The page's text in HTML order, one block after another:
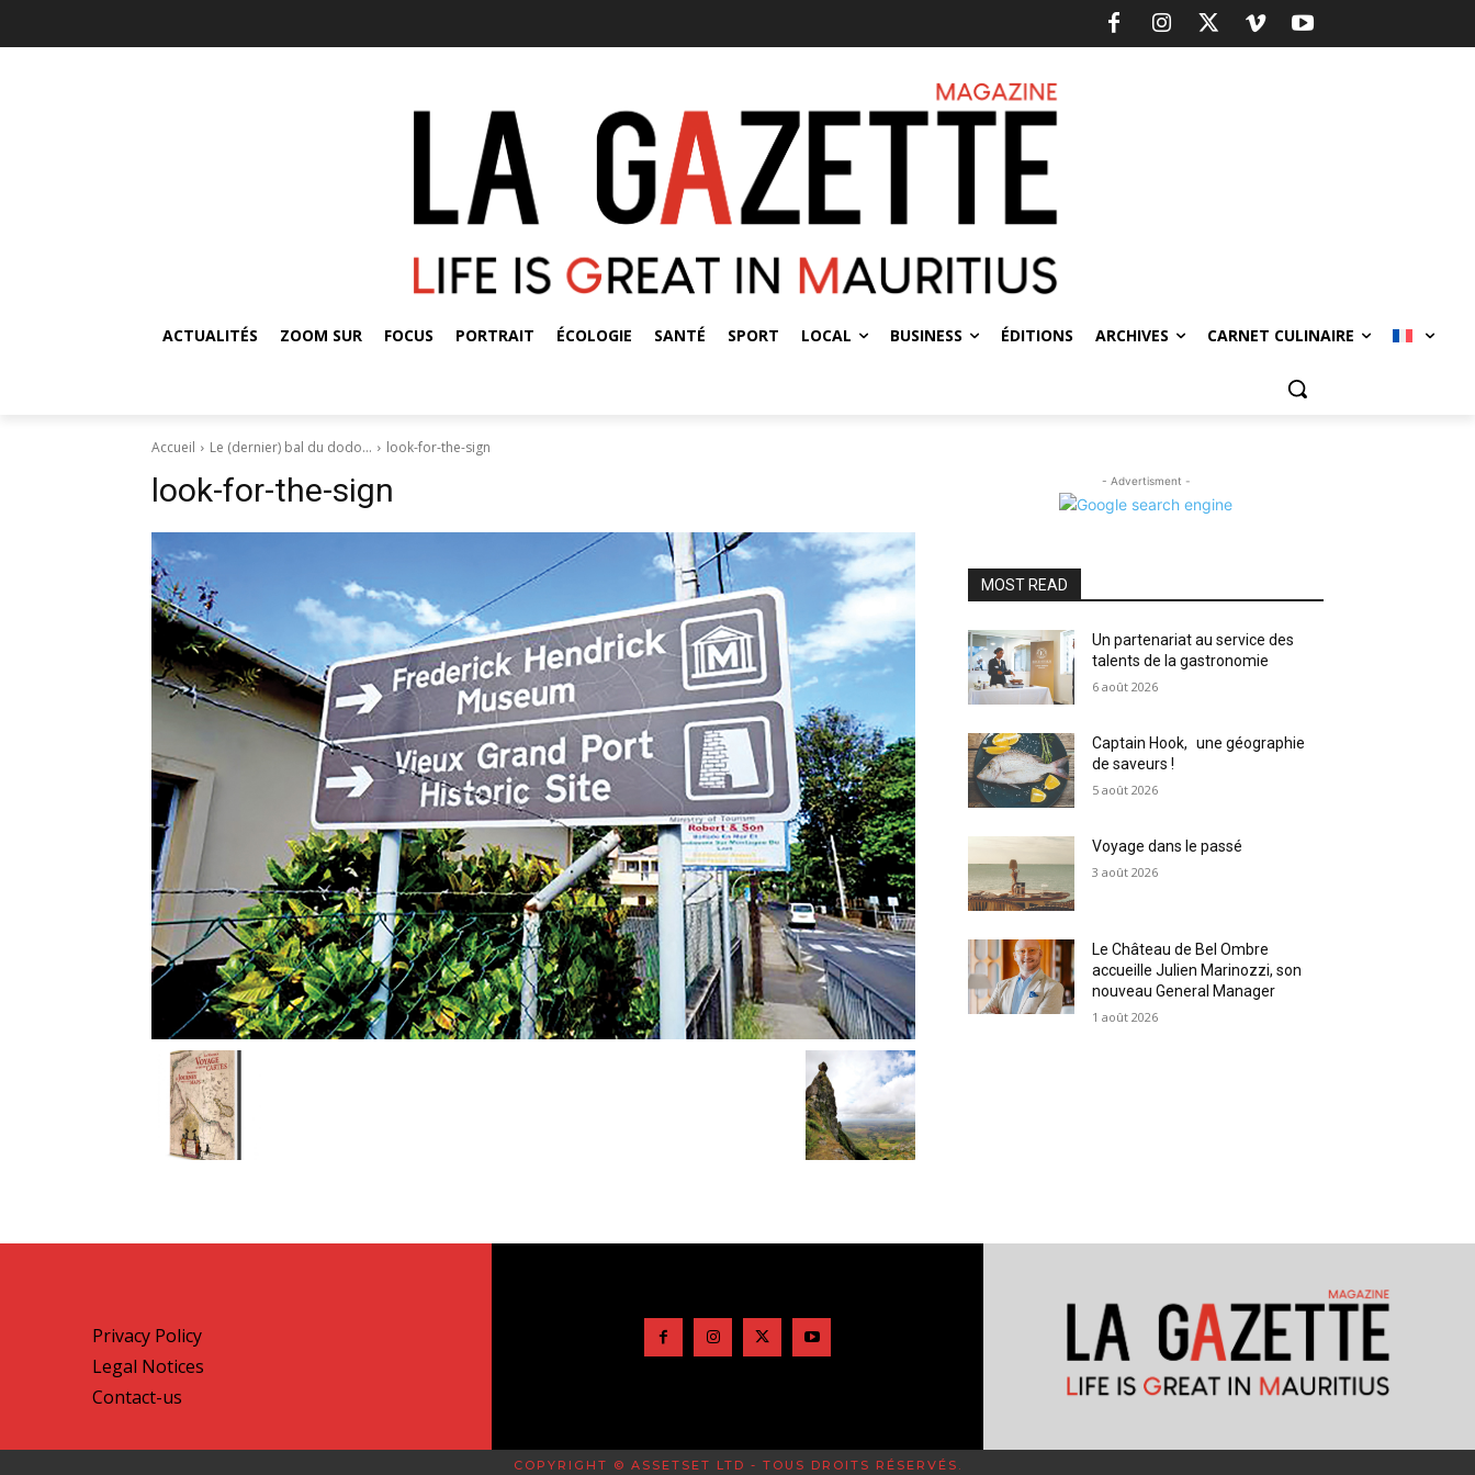
ACTUALITÉS ZOOM SUR FOCUS PORTRAIT ÉCOLOGIE SANTÉ SPORT LOCAL BUSINESS ÉDITIONS ARCHIVES CARNET CULINAIRE
Accueil Le (dernier) bal du dodo… look-for-the-sign
look-for-the-sign - Advertisment -
MOST READ
Un partenariat au service des
talents de la gastronomie
6 août 2026
Captain Hook, une géographie
de saveurs !
5 août 2026
Voyage dans le passé
3 août 2026
Le Château de Bel Ombre
accueille Julien Marinozzi, son
nouveau General Manager
1 août 2026
Privacy Policy
Legal Notices
Contact-us
COPYRIGHT © ASSETSET LTD - TOUS DROITS RÉSERVÉS.